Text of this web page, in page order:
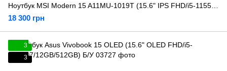
18 300 грн
3
3